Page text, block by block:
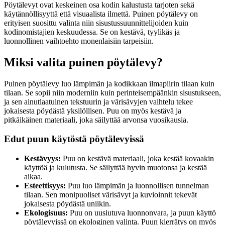
Pöytälevyt ovat keskeinen osa kodin kalustusta tarjoten sekä
käytännöllisyyttä että visuaalista ilmettä. Puinen pöytälevy on
erityisen suosittu valinta niin sisustussuunnittelijoiden kuin
kodinomistajien keskuudessa. Se on kestävä, tyylikäs ja
luonnollinen vaihtoehto monenlaisiin tarpeisiin.
Miksi valita puinen pöytälevy?
Puinen pöytälevy luo lämpimän ja kodikkaan ilmapiirin tilaan kuin
tilaan. Se sopii niin moderniin kuin perinteisempäänkin sisustukseen,
ja sen ainutlaatuinen tekstuurin ja värisävyjen vaihtelu tekee
jokaisesta pöydästä yksilöllisen. Puu on myös kestävä ja
pitkäikäinen materiaali, joka säilyttää arvonsa vuosikausia.
Edut puun käytöstä pöytälevyissä
Kestävyys: Puu on kestävä materiaali, joka kestää kovaakin
käyttöä ja kulutusta. Se säilyttää hyvin muotonsa ja kestää
aikaa.
Esteettisyys: Puu luo lämpimän ja luonnollisen tunnelman
tilaan. Sen monipuoliset värisävyt ja kuvioinnit tekevät
jokaisesta pöydästä uniikin.
Ekologisuus: Puu on uusiutuva luonnonvara, ja puun käyttö
pöytälevyissä on ekologinen valinta. Puun kierrätys on myös